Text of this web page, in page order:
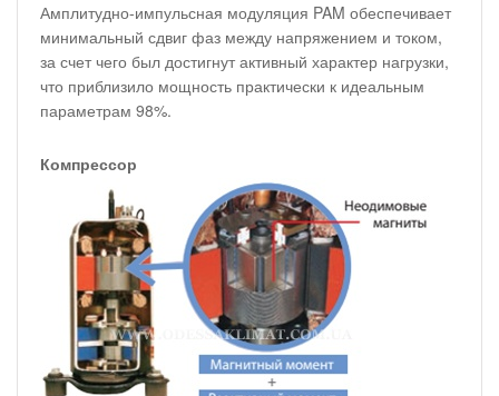
Амплитудно-импульсная модуляция PAM обеспечивает
минимальный сдвиг фаз между напряжением и током,
за счет чего был достигнут активный характер нагрузки,
что приблизило мощность практически к идеальным
параметрам 98%.
Компрессор